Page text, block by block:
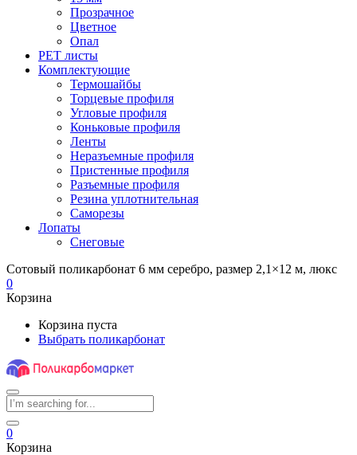
Прозрачное
Цветное
Опал
PET листы
Комплектующие
Термошайбы
Торцевые профиля
Угловые профиля
Коньковые профиля
Ленты
Неразъемные профиля
Пристенные профиля
Разъемные профиля
Резина уплотнительная
Саморезы
Лопаты
Снеговые
Сотовый поликарбонат 6 мм серебро, размер 2,1×12 м, люкс
0
Корзина
Корзина пуста
Выбрать поликарбонат
0
Корзина